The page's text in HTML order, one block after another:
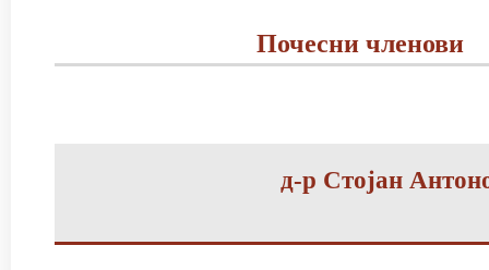
Почесни членови
д-р Стојан